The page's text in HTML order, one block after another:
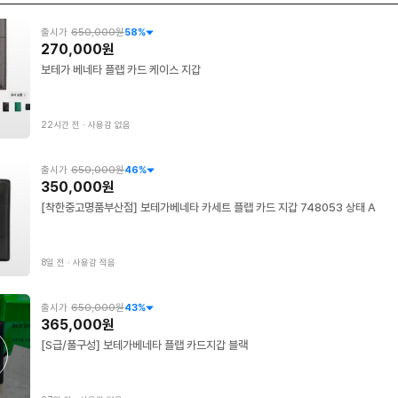
출시가 650,000원58%
270,000원
보테가 베네타 플랩 카드 케이스 지갑
22시간 전 ∙ 사용감 없음
출시가 650,000원46%
350,000원
[착한중고명품부산점] 보테가베네타 카세트 플랩 카드 지갑 748053 상태 A
8일 전 ∙ 사용감 적음
출시가 650,000원43%
365,000원
[S급/풀구성] 보테가베네타 플랩 카드지갑 블랙